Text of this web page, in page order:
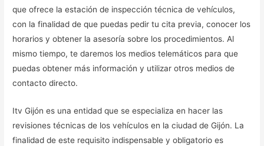
que ofrece la estación de inspección técnica de vehículos,
con la finalidad de que puedas pedir tu cita previa, conocer los
horarios y obtener la asesoría sobre los procedimientos. Al
mismo tiempo, te daremos los medios telemáticos para que
puedas obtener más información y utilizar otros medios de
contacto directo.
Itv Gijón es una entidad que se especializa en hacer las
revisiones técnicas de los vehículos en la ciudad de Gijón. La
finalidad de este requisito indispensable y obligatorio es